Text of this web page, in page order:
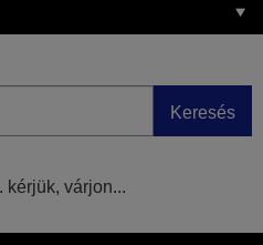
Keresés
kérjük, várjon...